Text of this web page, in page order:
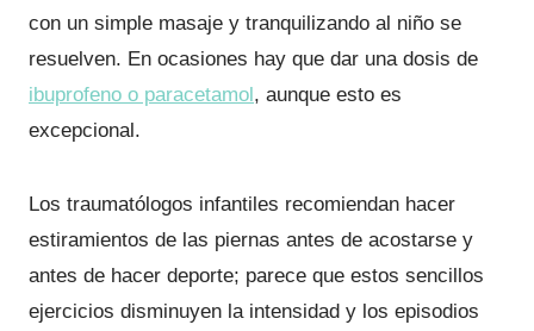
con un simple masaje y tranquilizando al niño se
resuelven. En ocasiones hay que dar una dosis de
ibuprofeno o paracetamol, aunque esto es
excepcional.
Los traumatólogos infantiles recomiendan hacer
estiramientos de las piernas antes de acostarse y
antes de hacer deporte; parece que estos sencillos
ejercicios disminuyen la intensidad y los episodios